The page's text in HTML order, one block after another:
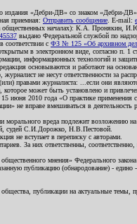
издания «Дебри-ДВ» со знаком
приемная: Отправить сообщение . E-mail:
(на общественных началах): К.А.
выдано Федеральной службой по
с ФЗ № 125 «Об архивном
в электронном виде, согласно п. 1
информационных технологий и
основываются и работают на
не несут ответственности за
правами журналиста: ...если они
может быть установлено и
2010 года «О практике применения
не вправе вмешиваться в деятельность
вреда подлежит возложению
судей С.И.Дорожко, Н.В.Пестовой.
не вступает в переписку с авторами.
За них ответственны,
мнения» Федерального
публикацию (обнародование) - едино -
публикации на актуальные